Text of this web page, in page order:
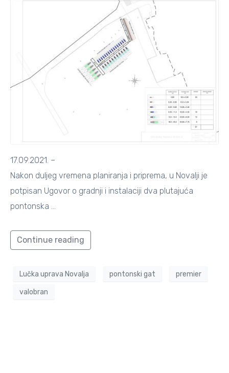
17.09.2021. –
Nakon duljeg vremena planiranja i priprema, u Novalji je
potpisan Ugovor o gradnji i instalaciji dva plutajuća
pontonska …
Continue reading
Lučka uprava Novalja pontonski gat premier
valobran